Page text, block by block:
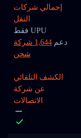
إجمالي شركات
النقل
فقط UPU
دعم
1,644 شركة
شحن
الكشف التلقائي
عن شركة
الاتصالات